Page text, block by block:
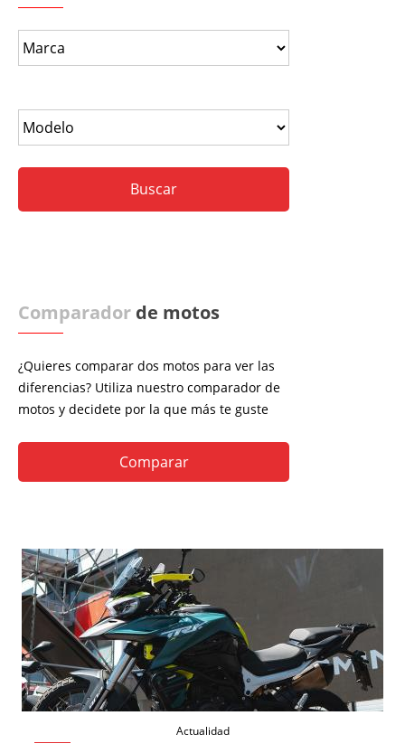
Comparador de motos
¿Quieres comparar dos motos para ver las
diferencias? Utiliza nuestro comparador de
motos y decidete por la que más te guste
Comparar
Actualidad